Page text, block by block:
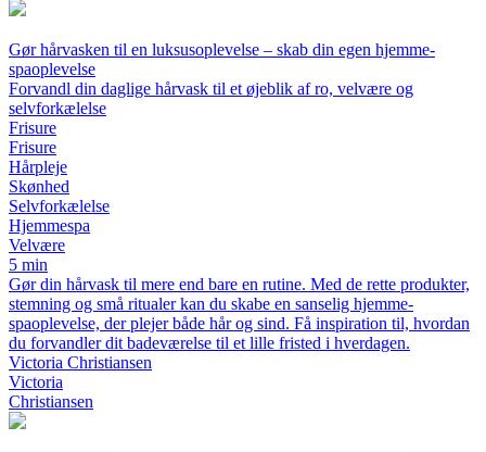
Gør hårvasken til en luksusoplevelse – skab din egen hjemme-
spaoplevelse
Forvandl din daglige hårvask til et øjeblik af ro, velvære og
selvforkælelse
Frisure
Frisure
Hårpleje
Skønhed
Selvforkælelse
Hjemmespa
Velvære
5 min
Gør din hårvask til mere end bare en rutine. Med de rette produkter,
stemning og små ritualer kan du skabe en sanselig hjemme-
spaoplevelse, der plejer både hår og sind. Få inspiration til, hvordan
du forvandler dit badeværelse til et lille fristed i hverdagen.
Victoria Christiansen
Victoria
Christiansen